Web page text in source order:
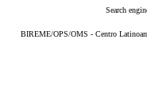
Search
BIREME/OPS/OMS - Centro